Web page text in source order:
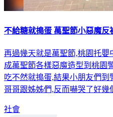
不給糖就搗蛋 萬聖節小惡魔反
再過幾天就是萬聖節,桃園托
成萬聖節各樣惡魔造型到桃園
吃不然就搗蛋,結果小朋友們
哥哥跟姊姊們,反而嚇哭了好幾
社會